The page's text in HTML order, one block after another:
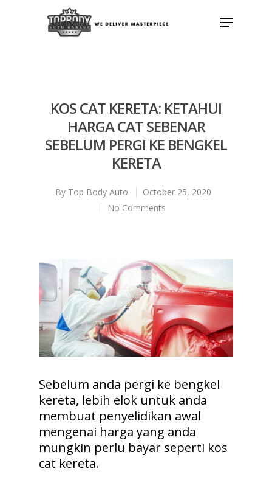
KOS CAT KERETA: KETAHUI
HARGA CAT SEBENAR
SEBELUM PERGI KE BENGKEL
KERETA
By Top Body Auto
October 25, 2020
No Comments
Sebelum anda pergi ke bengkel
kereta, lebih elok untuk anda
membuat penyelidikan awal
mengenai harga yang anda
mungkin perlu bayar seperti kos
cat kereta.